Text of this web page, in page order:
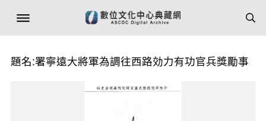
題名:署寧遠大將軍為調往西路効力有功官兵獎勵事